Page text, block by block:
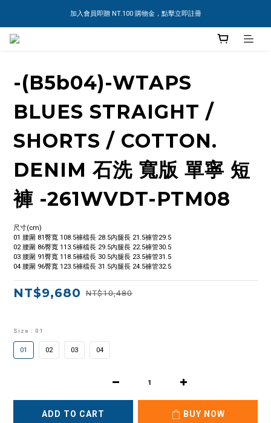
加入會員即贈 NT.100 購物金，點擊立即註冊
-(B5b04)-WTAPS
BLUES STRAIGHT /
SHORTS / COTTON.
DENIM 石洗 寬版 單寧 短
褲 -261WVDT-PTM08
尺寸(cm)
01 腰圍 81臀寬 108.5褲檔長 28.5內腿長 21.5褲管29.5
02 腰圍 86臀寬 113.5褲檔長 29.5內腿長 22.5褲管30.5
03 腰圍 91臀寬 118.5褲檔長 30.5內腿長 23.5褲管31.5
04 腰圍 96臀寬 123.5褲檔長 31.5內腿長 24.5褲管32.5
NT$9,680 NT$10,480
Size : 01
01 02 03 04
ADD TO CART BUY NOW